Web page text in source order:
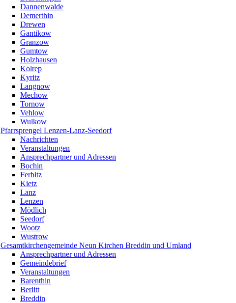
Dannenwalde
Demerthin
Drewen
Gantikow
Granzow
Gumtow
Holzhausen
Kolrep
Kyritz
Langnow
Mechow
Tornow
Vehlow
Wulkow
Pfarrsprengel Lenzen-Lanz-Seedorf
Nachrichten
Veranstaltungen
Ansprechpartner und Adressen
Bochin
Ferbitz
Kietz
Lanz
Lenzen
Mödlich
Seedorf
Wootz
Wustrow
Gesamtkirchengemeinde Neun Kirchen Breddin und Umland
Ansprechpartner und Adressen
Gemeindebrief
Veranstaltungen
Barenthin
Berlitt
Breddin